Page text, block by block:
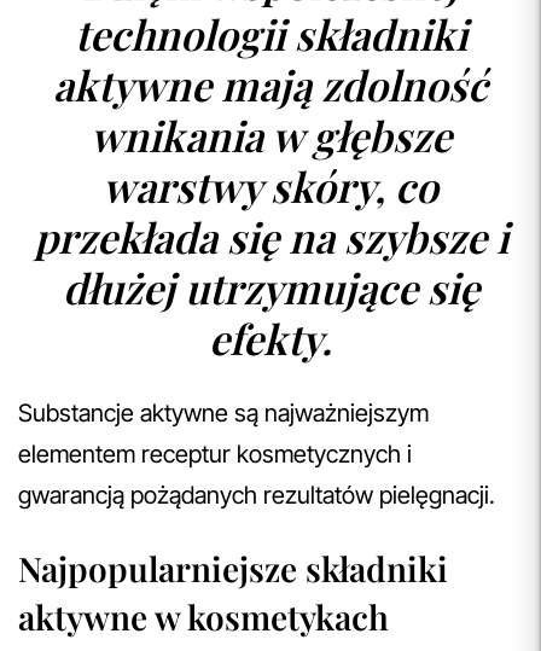
technologii składniki
aktywne mają zdolność
wnikania w głębsze
warstwy skóry, co
przekłada się na szybsze i
dłużej utrzymujące się
efekty.
Substancje aktywne są najważniejszym
elementem receptur kosmetycznych i
gwarancją pożądanych rezultatów pielęgnacji.
Najpopularniejsze składniki
aktywne w kosmetykach